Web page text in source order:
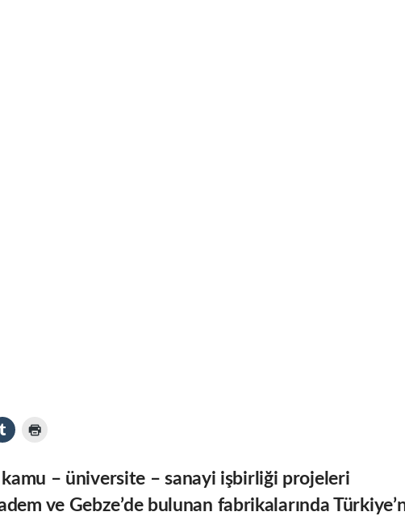
– üniversite – sanayi işbirliği projeleri
ve Gebze’de bulunan fabrikalarında